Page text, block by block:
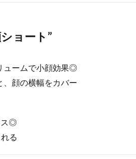
ョート”
ュームで小顔効果◎
顔の横幅をカバー
ス◎
る